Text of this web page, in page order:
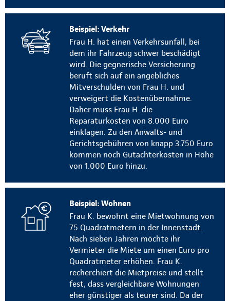
Beispiel: Verkehr
Frau H. hat einen Verkehrsunfall, bei
dem ihr Fahrzeug schwer beschädigt
wird. Die gegnerische Versicherung
beruft sich auf ein angebliches
Mitverschulden von Frau H. und
verweigert die Kostenübernahme.
Daher muss Frau H. die
Reparaturkosten von 8.000 Euro
einklagen. Zu den Anwalts- und
Gerichtsgebühren von knapp 3.750 Euro
kommen noch Gutachterkosten in Höhe
von 1.000 Euro hinzu.
Beispiel: Wohnen
Frau K. bewohnt eine Mietwohnung von
75 Quadratmetern in der Innenstadt.
Nach sieben Jahren möchte ihr
Vermieter die Miete um einen Euro pro
Quadratmeter erhöhen. Frau K.
recherchiert die Mietpreise und stellt
fest, dass vergleichbare Wohnungen
eher günstiger als teurer sind. Da der